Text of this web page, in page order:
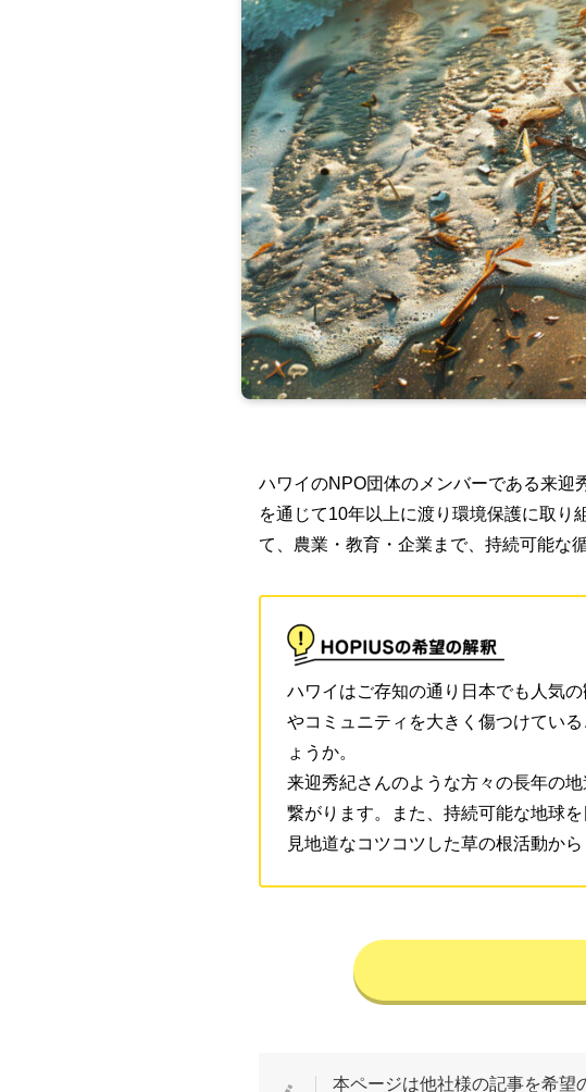
ハワイのNPO団体のメンバーである来迎
を通じて10年以上に渡り環境保護に取り
て、農業・教育・企業まで、持続可能な
ハワイはご存知の通り日本でも人気
やコミュニティを大きく傷つけてい
ょうか。
来迎秀紀さんのような方々の長年の
繋がります。また、持続可能な地球
見地道なコツコツした草の根活動か
本ページは他社様の記事を希望